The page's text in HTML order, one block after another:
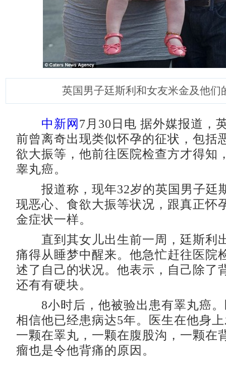
英国男子廷斯利和女友米金及他们
中新网 7月30日电 据外媒报道，
前曾离奇出现类似怀孕的征状，包括
欲大振等，他前往医院检查方才得知
睾丸癌。
报道称，现年32岁的英国男子廷
现恶心、食欲大振等状况，跟真正怀
金症状一样。
直到其女儿出生前一周，廷斯利
痛得从睡梦中醒来。他急忙赶往医院
述了自己的状况。他表示，自己除了
还有有硬块。
8小时后，他被验出患有睪丸癌。
相信他已经患病达5年。医生在他身
一颗在睪丸，一颗在腹股沟，一颗在
瘤也是令他背痛的原因。